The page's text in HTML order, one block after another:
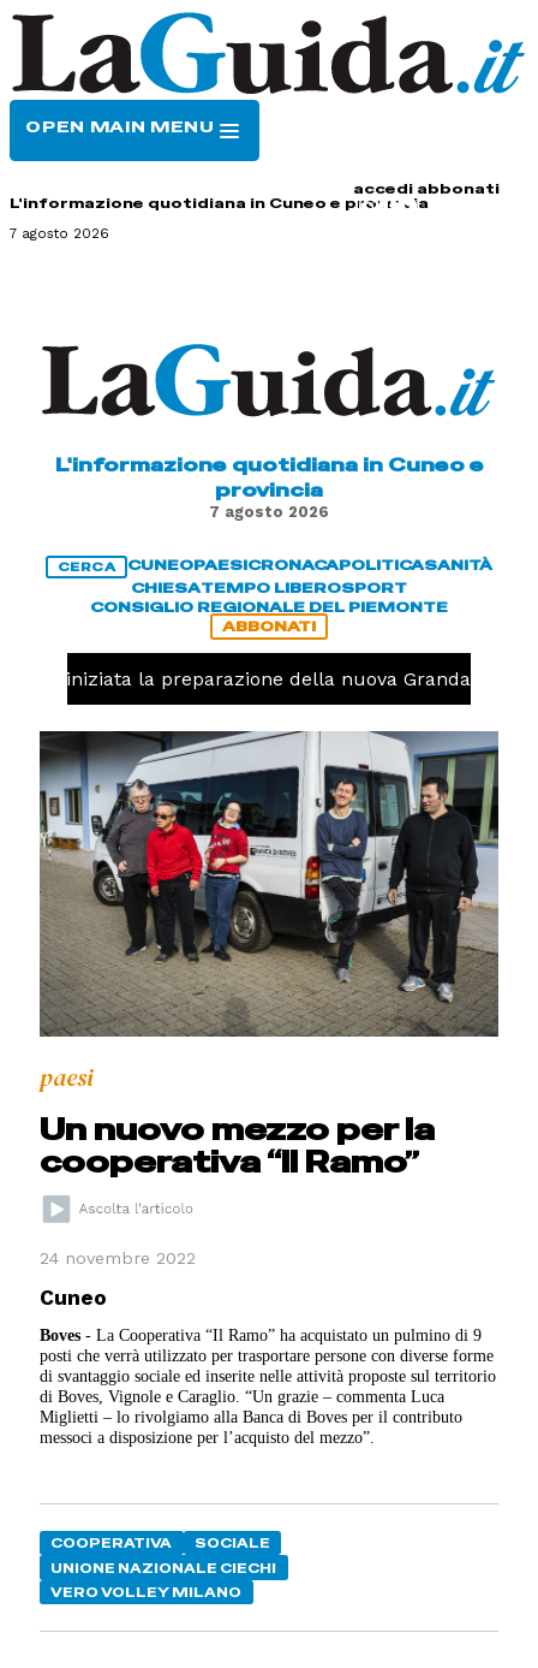
OPEN MAIN MENU
accedi abbonati
L'informazione quotidiana in Cuneo e provincia
7 agosto 2026
L'informazione quotidiana in Cuneo e
provincia
7 agosto 2026
CERCA CUNEOPAESICRONACAPOLITICASANITÀ
CHIESATEMPO LIBEROSPORT
CONSIGLIO REGIONALE DEL PIEMONTE
ABBONATI
iniziata la preparazione della nuova Granda Volley
paesi
Un nuovo mezzo per la
cooperativa “Il Ramo”
24 novembre 2022
Cuneo
Boves - La Cooperativa “Il Ramo” ha acquistato un pulmino di 9
posti che verrà utilizzato per trasportare persone con diverse forme
di svantaggio sociale ed inserite nelle attività proposte sul territorio
di Boves, Vignole e Caraglio. “Un grazie – commenta Luca
Miglietti – lo rivolgiamo alla Banca di Boves per il contributo
messoci a disposizione per l’acquisto del mezzo”.
COOPERATIVA
SOCIALE
UNIONE NAZIONALE CIECHI
VERO VOLLEY MILANO